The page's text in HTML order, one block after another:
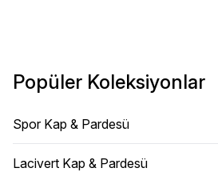
Popüler Koleksiyonlar
Spor Kap & Pardesü
Lacivert Kap & Pardesü